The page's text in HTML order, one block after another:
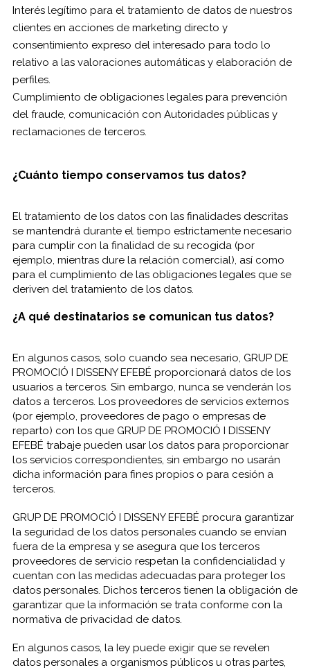
Interés legítimo para el tratamiento de datos de nuestros
clientes en acciones de marketing directo y
consentimiento expreso del interesado para todo lo
relativo a las valoraciones automáticas y elaboración de
perfiles.
Cumplimiento de obligaciones legales para prevención
del fraude, comunicación con Autoridades públicas y
reclamaciones de terceros.
¿Cuánto tiempo conservamos tus datos?
El tratamiento de los datos con las finalidades descritas
se mantendrá durante el tiempo estrictamente necesario
para cumplir con la finalidad de su recogida (por
ejemplo, mientras dure la relación comercial), así como
para el cumplimiento de las obligaciones legales que se
deriven del tratamiento de los datos.
¿A qué destinatarios se comunican tus datos?
En algunos casos, solo cuando sea necesario, GRUP DE
PROMOCIÓ I DISSENY EFEBÉ proporcionará datos de los
usuarios a terceros. Sin embargo, nunca se venderán los
datos a terceros. Los proveedores de servicios externos
(por ejemplo, proveedores de pago o empresas de
reparto) con los que GRUP DE PROMOCIÓ I DISSENY
EFEBÉ trabaje pueden usar los datos para proporcionar
los servicios correspondientes, sin embargo no usarán
dicha información para fines propios o para cesión a
terceros.
GRUP DE PROMOCIÓ I DISSENY EFEBÉ procura garantizar
la seguridad de los datos personales cuando se envían
fuera de la empresa y se asegura que los terceros
proveedores de servicio respetan la confidencialidad y
cuentan con las medidas adecuadas para proteger los
datos personales. Dichos terceros tienen la obligación de
garantizar que la información se trata conforme con la
normativa de privacidad de datos.
En algunos casos, la Iey puede exigir que se revelen
datos personales a organismos públicos u otras partes,